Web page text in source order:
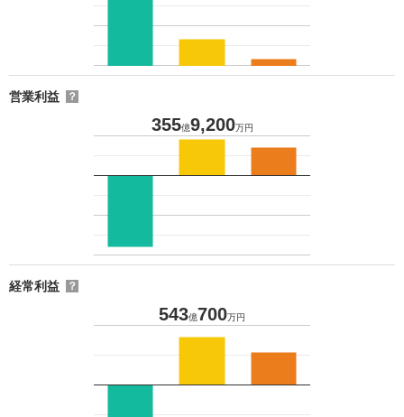
営業利益 ？
355億9,200万円
経常利益 ？
543億700万円